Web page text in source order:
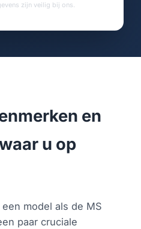
zijn veilig bij ons.
en
u op
model als de MS
paar cruciale